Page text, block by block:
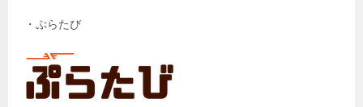
・ぷらたび